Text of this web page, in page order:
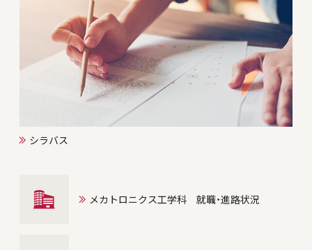
シラバス
メカトロニクス工学科 就職・進路状況